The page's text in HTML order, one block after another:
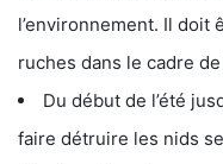
l’environnement. Il doit
ruches dans le cadre
Du début de l’été
faire détruire les nids